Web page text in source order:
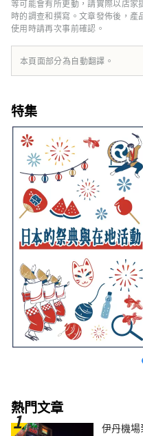
等可能會有所更動，請實際以店
時的調查和撰寫。文章發佈後，
使用時請再次事前確認。
本頁面部分為自動翻譯。
特集
熱門文章
伊丹機